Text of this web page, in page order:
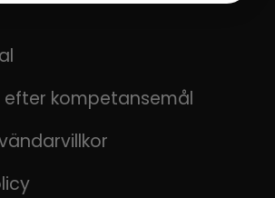
efter kompetansemål